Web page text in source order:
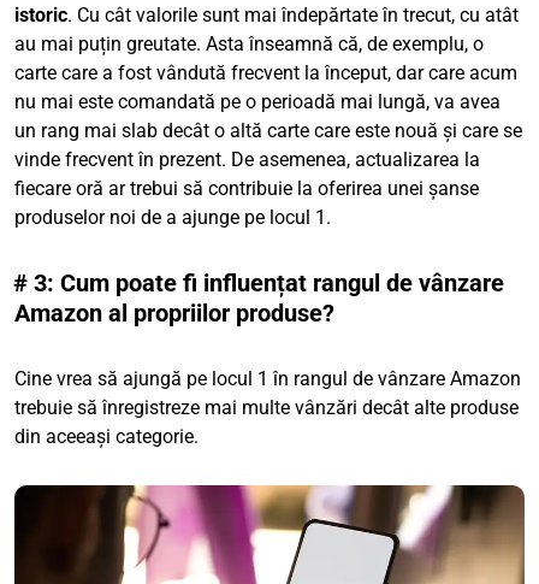
istoric. Cu cât valorile sunt mai îndepărtate în trecut, cu atât
au mai puțin greutate. Asta înseamnă că, de exemplu, o
carte care a fost vândută frecvent la început, dar care acum
nu mai este comandată pe o perioadă mai lungă, va avea
un rang mai slab decât o altă carte care este nouă și care se
vinde frecvent în prezent. De asemenea, actualizarea la
fiecare oră ar trebui să contribuie la oferirea unei șanse
produselor noi de a ajunge pe locul 1.
# 3: Cum poate fi influențat rangul de vânzare
Amazon al propriilor produse?
Cine vrea să ajungă pe locul 1 în rangul de vânzare Amazon
trebuie să înregistreze mai multe vânzări decât alte produse
din aceeași categorie.